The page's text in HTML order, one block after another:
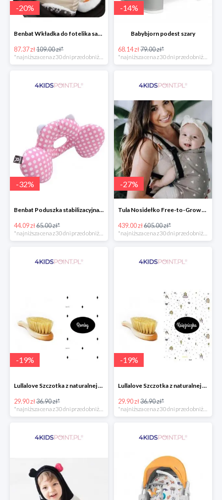
-20%
Benbat Wkładka do fotelika samochodowego
87.37 zł109.00 zł*
*najniższa cena z 30 dni przed obniżką
-14%
Babybjorn podest szary
68.14 zł79.00 zł*
*najniższa cena z 30 dni przed obniżką
-32%
Benbat Poduszka stabilizacyjna Pink/Dots
44.09 zł65.00 zł*
-27%
Tula Nosidełko Free-to-Grow Sleepy Dust
439.00 zł605.00 zł*
-19%
Lullalove Szczotka z naturalnej szczeciny z myjką muślinową "Romby"
29.90 zł36.90 zł*
-19%
Lullalove Szczotka z naturalnej szczeciny z myjką muślinową "Księżniczka"
29.90 zł36.90 zł*